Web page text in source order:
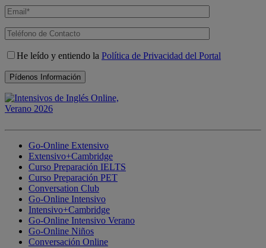
He leído y entiendo la Política de Privacidad del Portal
Go-Online Extensivo
Extensivo+Cambridge
Curso Preparación IELTS
Curso Preparación PET
Conversation Club
Go-Online Intensivo
Intensivo+Cambridge
Go-Online Intensivo Verano
Go-Online Niños
Conversación Online